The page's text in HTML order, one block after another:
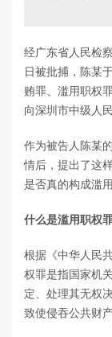
经广东省人民检
日被批捕，陈某
贿罪、滥用职权
向深圳市中级人
作为被告人陈某
情后，提出了这
是否真的构成滥
什么是滥用职权
根据《中华人民
权罪是指国家机
定、处理其无权
致使侵吞公共财